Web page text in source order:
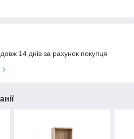
14 днів за рахунок покупця